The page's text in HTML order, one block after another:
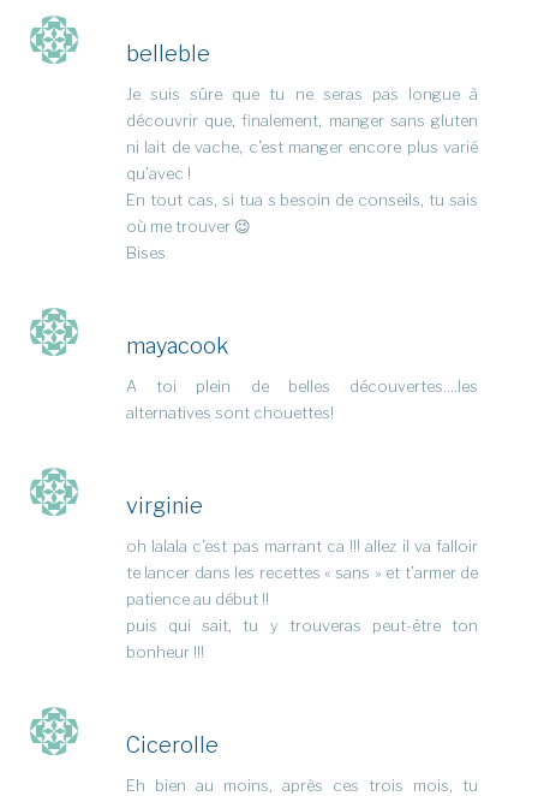
belleble
Je suis sûre que tu ne seras pas longue à
découvrir que, finalement, manger sans gluten
ni lait de vache, c’est manger encore plus varié
qu’avec !
En tout cas, si tua s besoin de conseils, tu sais
où me trouver 😉
Bises
mayacook
A toi plein de belles découvertes….les
alternatives sont chouettes!
virginie
oh lalala c’est pas marrant ca !!! allez il va falloir
te lancer dans les recettes « sans » et t’armer de
patience au début !!
puis qui sait, tu y trouveras peut-être ton
bonheur !!!
Cicerolle
Eh bien au moins, après ces trois mois, tu